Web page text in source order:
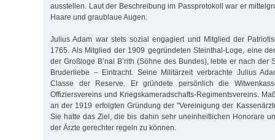
ausstellen. Laut der Beschreibung im Passprotokoll war er
Haare und graublaue Augen.
Julius Adam war stets sozial engagiert und Mitglied der
1765. Als Mitglied der 1909 gegründeten Steinthal-Loge, eine
der Großloge B’nai B’rith (Söhne des Bundes), lebte er nach der
Bruderliebe – Eintracht. Seine Militärzeit verbrachte Julius
Classe der Reserve. Er gründete persönlich die
Offiziersvereins und Kriegskameradschafts-Regimentsvereins.
an der 1919 erfolgten Gründung der "Vereinigung der
Sie hatte das Ziel, die bis dahin sehr uneinheitlichen Honorare
der Ärzte gerechter regeln zu können.